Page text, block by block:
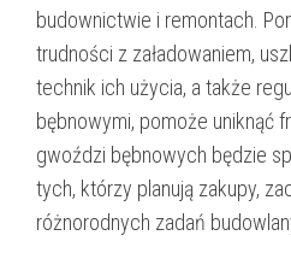
budownictwie i remontach.
trudności z załadowaniem,
technik ich użycia, a także
bębnowymi, pomoże uniknąć
gwoździ bębnowych będzie
tych, którzy planują zakupy,
różnorodnych zadań